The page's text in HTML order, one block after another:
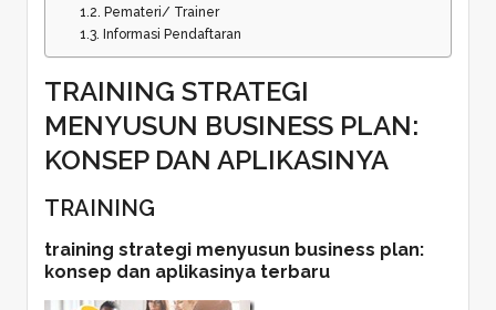
Pemateri/ Trainer
Informasi Pendaftaran
TRAINING STRATEGI
MENYUSUN BUSINESS PLAN:
KONSEP DAN APLIKASINYA
TRAINING
training strategi menyusun business plan:
konsep dan aplikasinya terbaru